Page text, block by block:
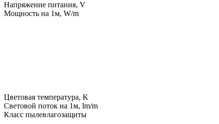
Напряжение питания, V
Мощность на 1м, W/m
Цветовая температура, K
Световой поток на 1м, lm/m
Класс пылевлагозащиты